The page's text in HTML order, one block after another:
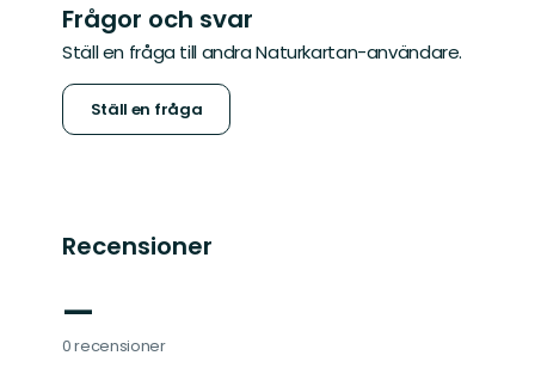
Frågor och svar
Ställ en fråga till andra Naturkartan-användare.
Ställ en fråga
Recensioner
—
0 recensioner